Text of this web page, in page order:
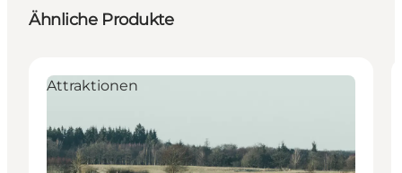
Ähnliche Produkte
Attraktionen